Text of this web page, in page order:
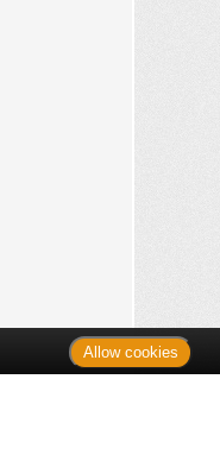
Allow cookies